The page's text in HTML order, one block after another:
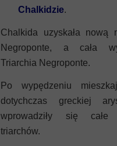
Chalkidzie.
Chalkida uzyskała nową
Negroponte, a cała
Triarchia Negroponte.
Po wypędzeniu
dotychczas greckiej
wprowadziły się całe
triarchów.